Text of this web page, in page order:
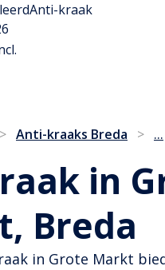
Anti-kraak
> Anti-kraaks Breda > ...
in
Breda
in Grote Markt